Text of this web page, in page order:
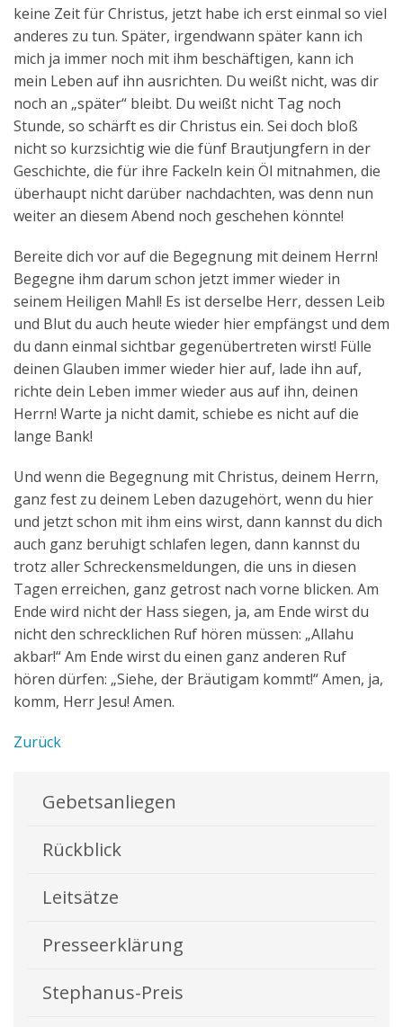
keine Zeit für Christus, jetzt habe ich erst einmal so viel
anderes zu tun. Später, irgendwann später kann ich
mich ja immer noch mit ihm beschäftigen, kann ich
mein Leben auf ihn ausrichten. Du weißt nicht, was dir
noch an „später“ bleibt. Du weißt nicht Tag noch
Stunde, so schärft es dir Christus ein. Sei doch bloß
nicht so kurzsichtig wie die fünf Brautjungfern in der
Geschichte, die für ihre Fackeln kein Öl mitnahmen, die
überhaupt nicht darüber nachdachten, was denn nun
weiter an diesem Abend noch geschehen könnte!
Bereite dich vor auf die Begegnung mit deinem Herrn!
Begegne ihm darum schon jetzt immer wieder in
seinem Heiligen Mahl! Es ist derselbe Herr, dessen Leib
und Blut du auch heute wieder hier empfängst und dem
du dann einmal sichtbar gegenübertreten wirst! Fülle
deinen Glauben immer wieder hier auf, lade ihn auf,
richte dein Leben immer wieder aus auf ihn, deinen
Herrn! Warte ja nicht damit, schiebe es nicht auf die
lange Bank!
Und wenn die Begegnung mit Christus, deinem Herrn,
ganz fest zu deinem Leben dazugehört, wenn du hier
und jetzt schon mit ihm eins wirst, dann kannst du dich
auch ganz beruhigt schlafen legen, dann kannst du
trotz aller Schreckensmeldungen, die uns in diesen
Tagen erreichen, ganz getrost nach vorne blicken. Am
Ende wird nicht der Hass siegen, ja, am Ende wirst du
nicht den schrecklichen Ruf hören müssen: „Allahu
akbar!“ Am Ende wirst du einen ganz anderen Ruf
hören dürfen: „Siehe, der Bräutigam kommt!“ Amen, ja,
komm, Herr Jesu! Amen.
Zurück
Gebetsanliegen
Rückblick
Leitsätze
Presseerklärung
Stephanus-Preis